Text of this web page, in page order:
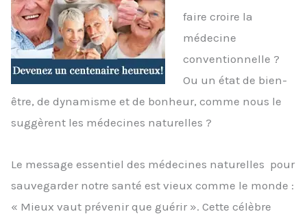
faire croire la
médecine
conventionnelle ?
Ou un état de bien-
être, de dynamisme et de bonheur, comme nous le
suggèrent les médecines naturelles ?
Le message essentiel des médecines naturelles pour
sauvegarder notre santé est vieux comme le monde :
« Mieux vaut prévenir que guérir ». Cette célèbre